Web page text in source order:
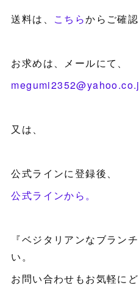
送料は、 こちらからご確認
お求めは、メールにて、
又は、
公式ラインに登録後、
公式ラインから。
『ベジタリアンなブラン
い。
お問い合わせもお気軽にど